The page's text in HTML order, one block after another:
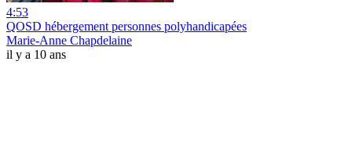
4:53
QOSD hébergement personnes polyhandicapées
Marie-Anne Chapdelaine
il y a 10 ans